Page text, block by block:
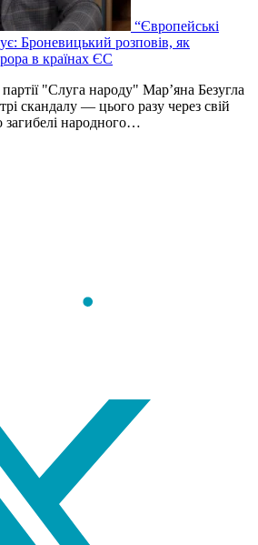
“Європейські
Броневицький розповів, як
в країнах ЄС
"Слуга народу" Мар’яна Безугла
скандалу — цього разу через свій
народного…